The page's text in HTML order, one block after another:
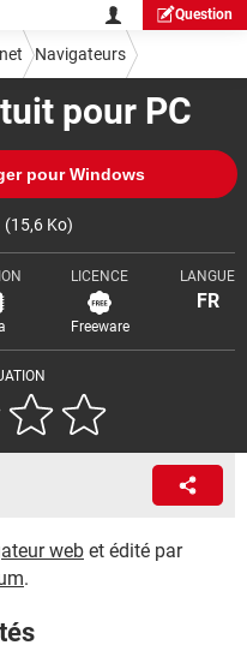
Question
pour PC
pour Windows
(15,6 Ko)
LICENCE
Freeware
LANGUE
FR
Navigateurs
web et édité par
.